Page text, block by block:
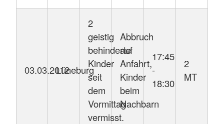
03.03.2012Lüneburg
2
geistig
behinderte
Kinder
seit
dem
Vormittag
vermisst.
Abbruch
auf
Anfahrt,
Kinder
beim
Nachbarn
17:45
-
18:30
2
MT